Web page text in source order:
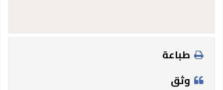
طباعة
وثق